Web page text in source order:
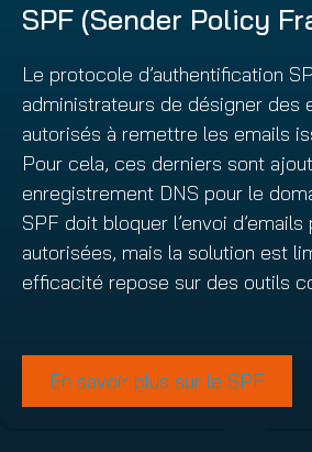
SPF (Sender Policy
Le protocole d’authentification
administrateurs de désigner des
autorisés à remettre les emails
Pour cela, ces derniers sont
enregistrement DNS pour le
SPF doit bloquer l’envoi
autorisées, mais la solution est
efficacité repose sur des outils
En savoir plus sur le SPF